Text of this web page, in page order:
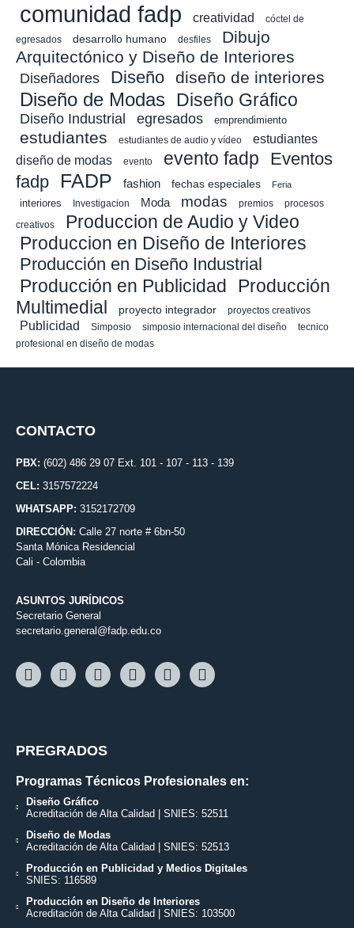
comunidad fadp creatividad
cóctel de
egresados
desarrollo humano desfiles
Dibujo
Arquitectónico y Diseño de Interiores
Diseñadores Diseño diseño de interiores
Diseño de Modas Diseño Gráfico
Diseño Industrial egresados emprendimiento
estudiantes estudiantes de audio y vídeo
estudiantes
diseño de modas
evento evento fadp
Eventos
fadp
FADP fashion fechas especiales Feria
interiores Investigacion Moda modas premios procesos
creativos Produccion de Audio y Video
Produccion en Diseño de Interiores
Producción en Diseño Industrial
Producción en Publicidad
Producción
Multimedial
proyecto integrador proyectos creativos
Publicidad Simposio simposio internacional del diseño
tecnico
profesional en diseño de modas
CONTACTO
PBX: (602) 486 29 07 Ext. 101 - 107 - 113 - 139
CEL: 3157572224
WHATSAPP: 3152172709
DIRECCIÓN: Calle 27 norte # 6bn-50
Santa Mónica Residencial
Cali - Colombia
ASUNTOS JURÍDICOS
Secretario General
secretario.general@fadp.edu.co
PREGRADOS
Programas Técnicos Profesionales en:
Diseño Gráfico
Acreditación de Alta Calidad | SNIES: 52511
Diseño de Modas
Acreditación de Alta Calidad | SNIES: 52513
Producción en Publicidad y Medios Digitales
SNIES: 116589
Producción en Diseño de Interiores
Acreditación de Alta Calidad | SNIES: 103500